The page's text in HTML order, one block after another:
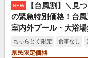
NEW
【台風割】＼見
の緊急特別価格！台
室内外プール・大浴
ちゅらとく限定 食事なし
県民限定価格